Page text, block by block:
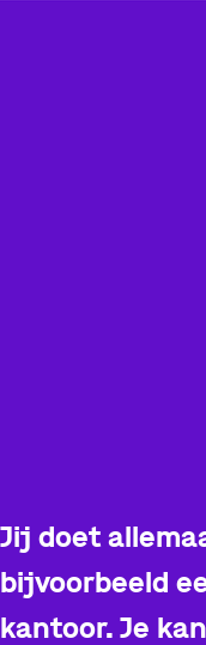
Jij doet
bijvoorbeeld
kantoor. Je